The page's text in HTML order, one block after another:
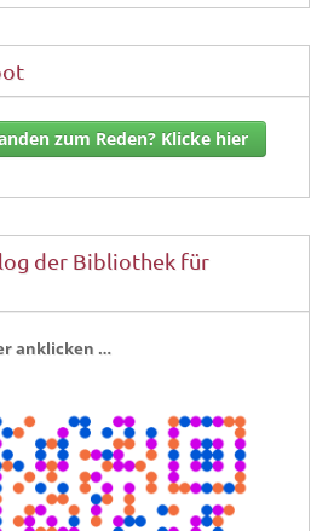
zum Reden? Klicke hier
der Bibliothek für
anklicken …